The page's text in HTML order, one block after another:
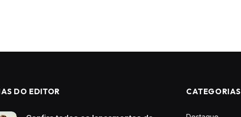
DO EDITOR CATEGORIAS